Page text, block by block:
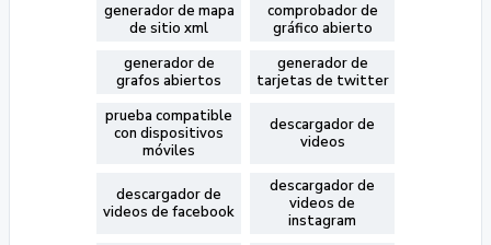
generador de mapa
de sitio xml
comprobador de
gráfico abierto
generador de
grafos abiertos
generador de
tarjetas de twitter
prueba compatible
con dispositivos
móviles
descargador de
videos
descargador de
videos de facebook
descargador de
videos de
instagram